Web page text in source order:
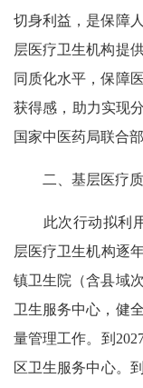
切身利益，是保障
层医疗卫生机构提
同质化水平，保障
获得感，助力实现
国家中医药局联合
二、基层医疗质
此次行动拟利用
层医疗卫生机构逐
镇卫生院（含县域
卫生服务中心，健
量管理工作。到
区卫生服务中心。